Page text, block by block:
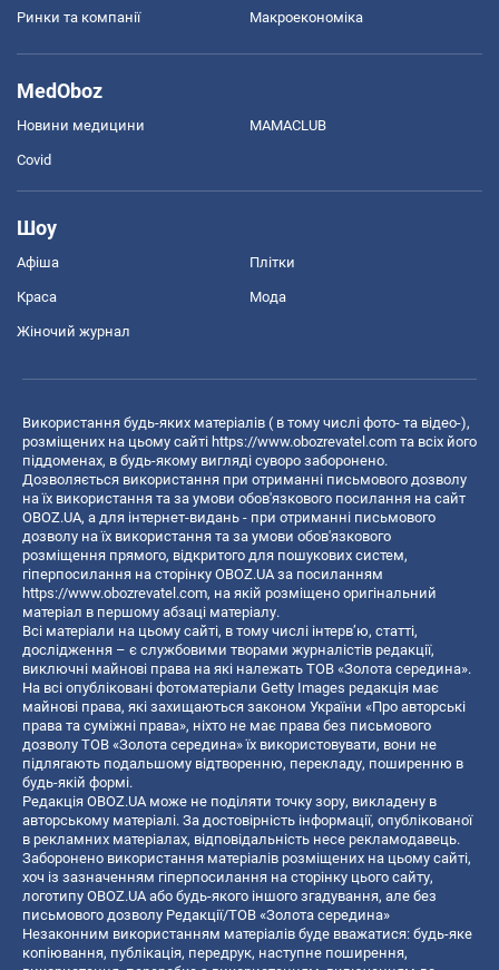
Ринки та компанії Макроекономіка
MedOboz
Новини медицини MAMACLUB
Covid
Шоу
Афіша Плітки
Краса Мода
Жіночий журнал
Використання будь-яких матеріалів ( в тому числі фото- та відео-),
розміщених на цьому сайті https://www.obozrevatel.com та всіх його
піддоменах, в будь-якому вигляді суворо заборонено.
Дозволяється використання при отриманні письмового дозволу
на їх використання та за умови обов'язкового посилання на сайт
OBOZ.UA, а для інтернет-видань - при отриманні письмового
дозволу на їх використання та за умови обов'язкового
розміщення прямого, відкритого для пошукових систем,
гіперпосилання на сторінку OBOZ.UA за посиланням
https://www.obozrevatel.com, на якій розміщено оригінальний
матеріал в першому абзаці матеріалу.
Всі матеріали на цьому сайті, в тому числі інтерв’ю, статті,
дослідження – є службовими творами журналістів редакції,
виключні майнові права на які належать ТОВ «Золота середина».
На всі опубліковані фотоматеріали Getty Images редакція має
майнові права, які захищаються законом України «Про авторські
права та суміжні права», ніхто не має права без письмового
дозволу ТОВ «Золота середина» їх використовувати, вони не
підлягають подальшому відтворенню, перекладу, поширенню в
будь-якій формі.
Редакція OBOZ.UA може не поділяти точку зору, викладену в
авторському матеріалі. За достовірність інформації, опублікованої
в рекламних матеріалах, відповідальність несе рекламодавець.
Заборонено використання матеріалів розміщених на цьому сайті,
хоч із зазначенням гіперпосилання на сторінку цього сайту,
логотипу OBOZ.UA або будь-якого іншого згадування, але без
письмового дозволу Редакції/ТОВ «Золота середина»
Незаконним використанням матеріалів буде вважатися: будь-яке
копiювання, публiкацiя, передрук, наступне поширення,